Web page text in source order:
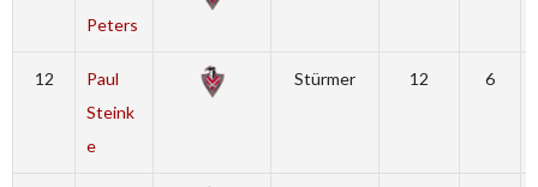
Peters
12
Paul
Steink
e
Stürmer 12 6